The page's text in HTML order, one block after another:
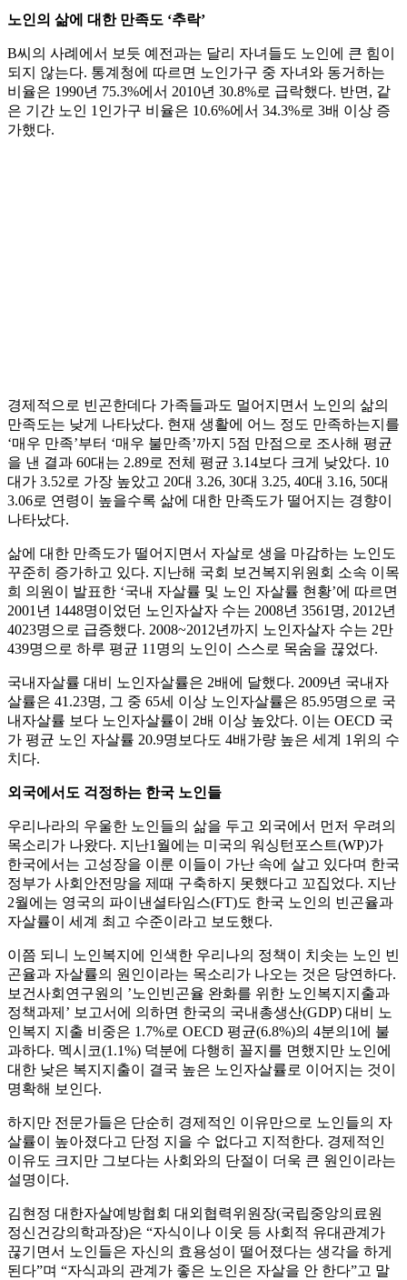
노인의 삶에 대한 만족도 ‘추락’
B씨의 사례에서 보듯 예전과는 달리 자녀들도 노인에 큰 힘이
되지 않는다. 통계청에 따르면 노인가구 중 자녀와 동거하는
비율은 1990년 75.3%에서 2010년 30.8%로 급락했다. 반면, 같
은 기간 노인 1인가구 비율은 10.6%에서 34.3%로 3배 이상 증
가했다.
경제적으로 빈곤한데다 가족들과도 멀어지면서 노인의 삶의
만족도는 낮게 나타났다. 현재 생활에 어느 정도 만족하는지를
‘매우 만족’부터 ‘매우 불만족’까지 5점 만점으로 조사해 평균
을 낸 결과 60대는 2.89로 전체 평균 3.14보다 크게 낮았다. 10
대가 3.52로 가장 높았고 20대 3.26, 30대 3.25, 40대 3.16, 50대
3.06로 연령이 높을수록 삶에 대한 만족도가 떨어지는 경향이
나타났다.
삶에 대한 만족도가 떨어지면서 자살로 생을 마감하는 노인도
꾸준히 증가하고 있다. 지난해 국회 보건복지위원회 소속 이목
희 의원이 발표한 ‘국내 자살률 및 노인 자살률 현황’에 따르면
2001년 1448명이었던 노인자살자 수는 2008년 3561명, 2012년
4023명으로 급증했다. 2008~2012년까지 노인자살자 수는 2만
439명으로 하루 평균 11명의 노인이 스스로 목숨을 끊었다.
국내자살률 대비 노인자살률은 2배에 달했다. 2009년 국내자
살률은 41.23명, 그 중 65세 이상 노인자살률은 85.95명으로 국
내자살률 보다 노인자살률이 2배 이상 높았다. 이는 OECD 국
가 평균 노인 자살률 20.9명보다도 4배가량 높은 세계 1위의 수
치다.
외국에서도 걱정하는 한국 노인들
우리나라의 우울한 노인들의 삶을 두고 외국에서 먼저 우려의
목소리가 나왔다. 지난1월에는 미국의 워싱턴포스트(WP)가
한국에서는 고성장을 이룬 이들이 가난 속에 살고 있다며 한국
정부가 사회안전망을 제때 구축하지 못했다고 꼬집었다. 지난
2월에는 영국의 파이낸셜타임스(FT)도 한국 노인의 빈곤율과
자살률이 세계 최고 수준이라고 보도했다.
이쯤 되니 노인복지에 인색한 우리나의 정책이 치솟는 노인 빈
곤율과 자살률의 원인이라는 목소리가 나오는 것은 당연하다.
보건사회연구원의 ’노인빈곤율 완화를 위한 노인복지지출과
정책과제’ 보고서에 의하면 한국의 국내총생산(GDP) 대비 노
인복지 지출 비중은 1.7%로 OECD 평균(6.8%)의 4분의1에 불
과하다. 멕시코(1.1%) 덕분에 다행히 꼴지를 면했지만 노인에
대한 낮은 복지지출이 결국 높은 노인자살률로 이어지는 것이
명확해 보인다.
하지만 전문가들은 단순히 경제적인 이유만으로 노인들의 자
살률이 높아졌다고 단정 지을 수 없다고 지적한다. 경제적인
이유도 크지만 그보다는 사회와의 단절이 더욱 큰 원인이라는
설명이다.
김현정 대한자살예방협회 대외협력위원장(국립중앙의료원
정신건강의학과장)은 “자식이나 이웃 등 사회적 유대관계가
끊기면서 노인들은 자신의 효용성이 떨어졌다는 생각을 하게
된다”며 “자식과의 관계가 좋은 노인은 자살을 안 한다”고 말